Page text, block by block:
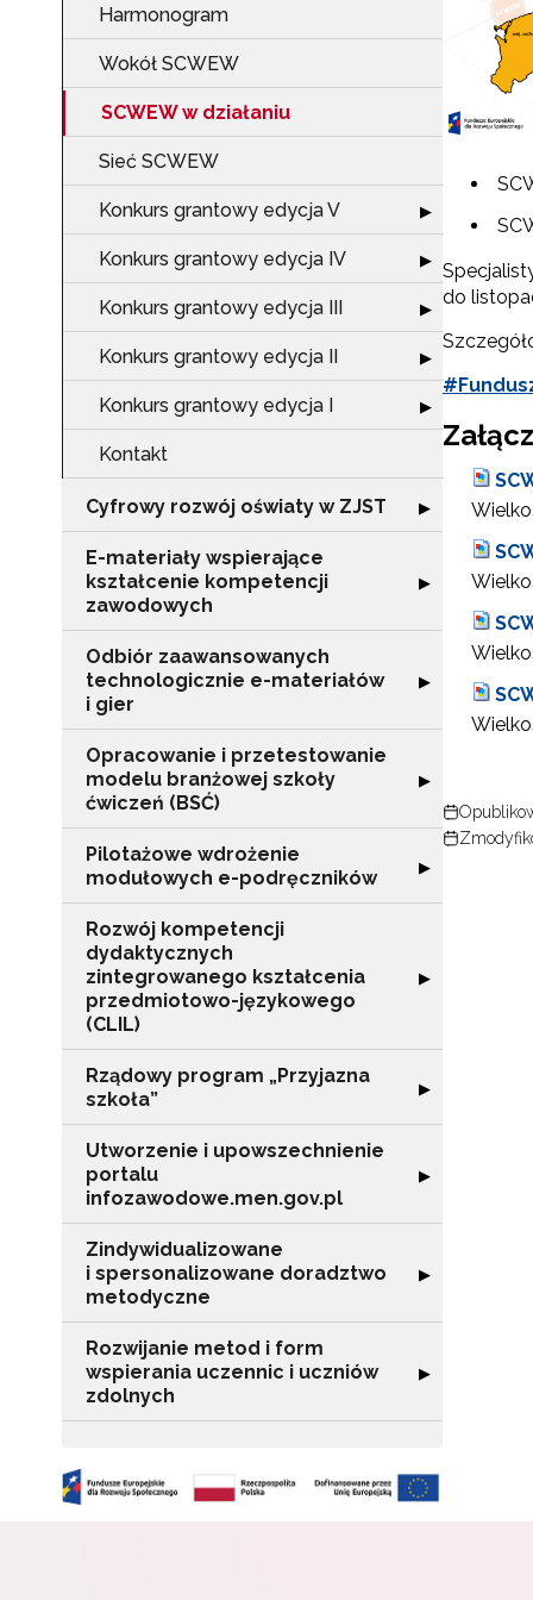
Harmonogram
Wokół SCWEW
SCWEW w działaniu
Sieć SCWEW
Konkurs grantowy edycja V Rozwiń sekcję
▶
Konkurs grantowy edycja IV Rozwiń sekcję
▶
Konkurs grantowy edycja III Rozwiń sekcję
▶
Konkurs grantowy edycja II Rozwiń sekcję
▶
Konkurs grantowy edycja I Rozwiń sekcję
▶
Kontakt
Cyfrowy rozwój oświaty w ZJST Rozwiń sekcję
▶
E-materiały wspierające
kształcenie kompetencji
zawodowych
Rozwiń sekcję
▶
Odbiór zaawansowanych
technologicznie e-materiałów
i gier
Rozwiń sekcję
▶
Opracowanie i przetestowanie
modelu branżowej szkoły
ćwiczeń (BSĆ)
Rozwiń sekcję
▶
Pilotażowe wdrożenie
modułowych e-podręczników
Rozwiń sekcję
▶
Rozwój kompetencji
dydaktycznych
zintegrowanego kształcenia
przedmiotowo-językowego
(CLIL)
Rozwiń sekcję
▶
Rządowy program „Przyjazna
szkoła”
Rozwiń sekcję
▶
Utworzenie i upowszechnienie
portalu
infozawodowe.men.gov.pl
Rozwiń sekcję
▶
Zindywidualizowane
i spersonalizowane doradztwo
metodyczne
Rozwiń sekcję
▶
Rozwijanie metod i form
wspierania uczennic i uczniów
zdolnych
Rozwiń sekcję
▶
do